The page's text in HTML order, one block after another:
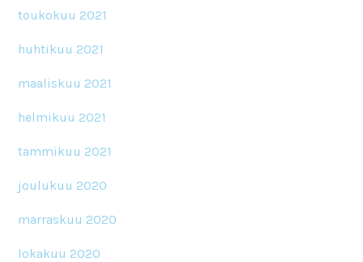
toukokuu 2021
huhtikuu 2021
maaliskuu 2021
helmikuu 2021
tammikuu 2021
joulukuu 2020
marraskuu 2020
lokakuu 2020